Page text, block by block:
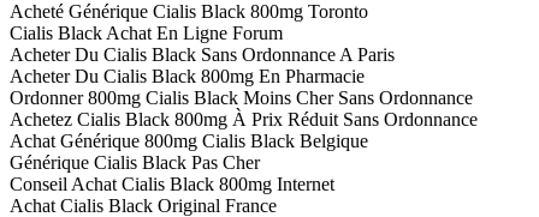
Acheté Générique Cialis Black 800mg Toronto
Cialis Black Achat En Ligne Forum
Acheter Du Cialis Black Sans Ordonnance A Paris
Acheter Du Cialis Black 800mg En Pharmacie
Ordonner 800mg Cialis Black Moins Cher Sans Ordonnance
Achetez Cialis Black 800mg À Prix Réduit Sans Ordonnance
Achat Générique 800mg Cialis Black Belgique
Générique Cialis Black Pas Cher
Conseil Achat Cialis Black 800mg Internet
Achat Cialis Black Original France